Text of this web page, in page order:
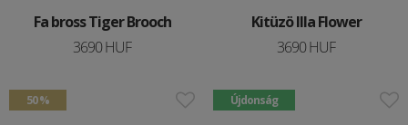
Fa bross Tiger Brooch
3690 HUF
Kitüzö Illa Flower
3690 HUF
50 % Újdonság